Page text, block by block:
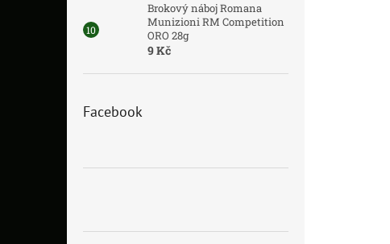
Brokový náboj Romana
Munizioni RM Competition
ORO 28g
9 Kč
Facebook